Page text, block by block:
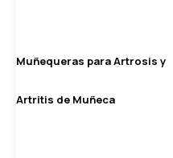
Muñequeras para Artrosis y
Artritis de Muñeca